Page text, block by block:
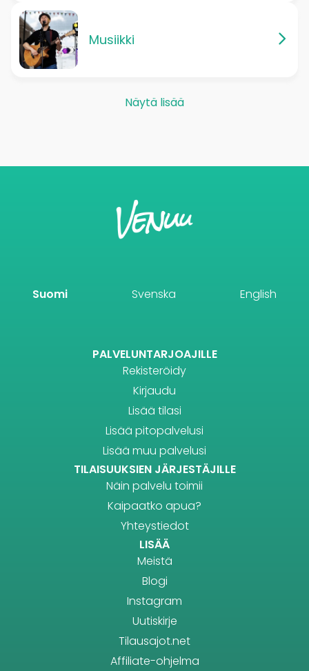
Musiikki
Näytä lisää
Suomi Svenska English
PALVELUNTARJOAJILLE
Rekisteröidy
Kirjaudu
Lisää tilasi
Lisää pitopalvelusi
Lisää muu palvelusi
TILAISUUKSIEN JÄRJESTÄJILLE
Näin palvelu toimii
Kaipaatko apua?
Yhteystiedot
LISÄÄ
Meistä
Blogi
Instagram
Uutiskirje
Tilausajot.net
Affiliate-ohjelma